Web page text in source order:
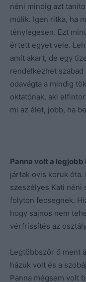
néni mindig azt
múlik. Igen ritka, ha
ténylegesen. Ezt
értett egyet vele.
amit akart, de egy
rendelkezhet szabad
odavágta a mindig
oktatónak, aki
mi az élet, jobb, ha
Panna volt a legjobb
jártak ovis koruk óta.
szeszélyes Kati néni
folyton fecsegnek.
hogy sajnos nem
vérfrissítés az
Legtöbbször ő ment
házuk volt és a
Panna mégsem volt